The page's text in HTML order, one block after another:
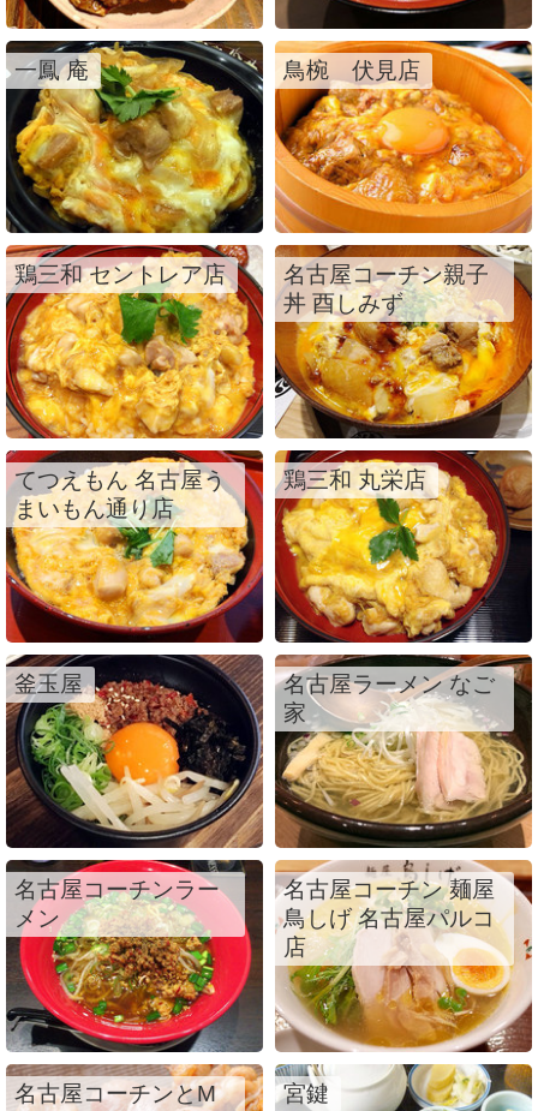
一鳳 庵 鳥椀 伏見店
鶏三和 セントレア店
名古屋コーチン親子
丼 酉しみず
てつえもん 名古屋う
まいもん通り店
鶏三和 丸栄店
釜玉屋
名古屋ラーメン なご
家
名古屋コーチンラー
メン
名古屋コーチン 麺屋
鳥しげ 名古屋パルコ
店
名古屋コーチンとM
宮鍵